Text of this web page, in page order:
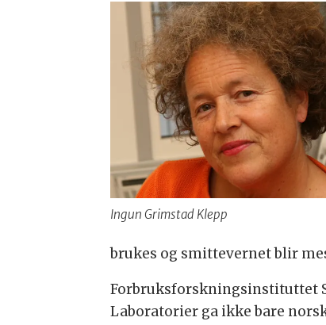
Ingun Grimstad Klepp
brukes og smittevernet blir
Forbruksforskningsinstituttet
Laboratorier ga ikke bare